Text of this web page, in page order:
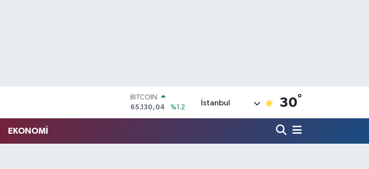
BITCOIN
65.130,04
%1.2
DOLAR
İstanbul 30°
EKONOMİ